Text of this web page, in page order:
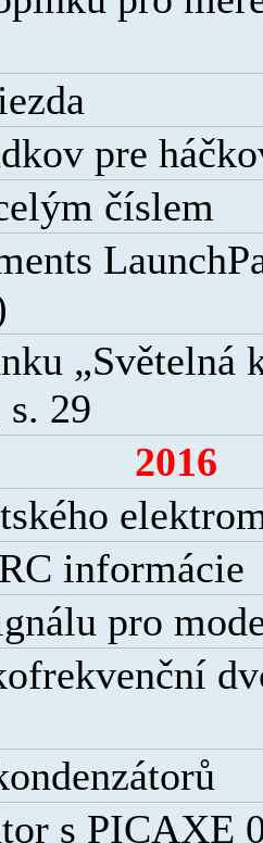
pre
číslem
„Světelná
29
2016
informácie
pro
s PICAXE